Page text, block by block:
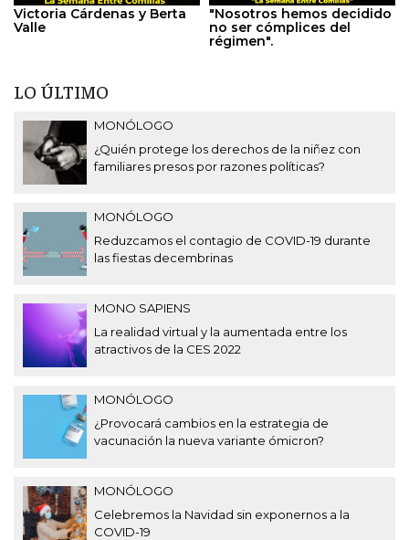
Victoria Cárdenas y Berta
Valle
"Nosotros hemos decidido
no ser cómplices del
régimen".
LO ÚLTIMO
MONÓLOGO
¿Quién protege los derechos de la niñez con
familiares presos por razones políticas?
MONÓLOGO
Reduzcamos el contagio de COVID-19 durante
las fiestas decembrinas
MONO SAPIENS
La realidad virtual y la aumentada entre los
atractivos de la CES 2022
MONÓLOGO
¿Provocará cambios en la estrategia de
vacunación la nueva variante ómicron?
MONÓLOGO
Celebremos la Navidad sin exponernos a la
COVID-19